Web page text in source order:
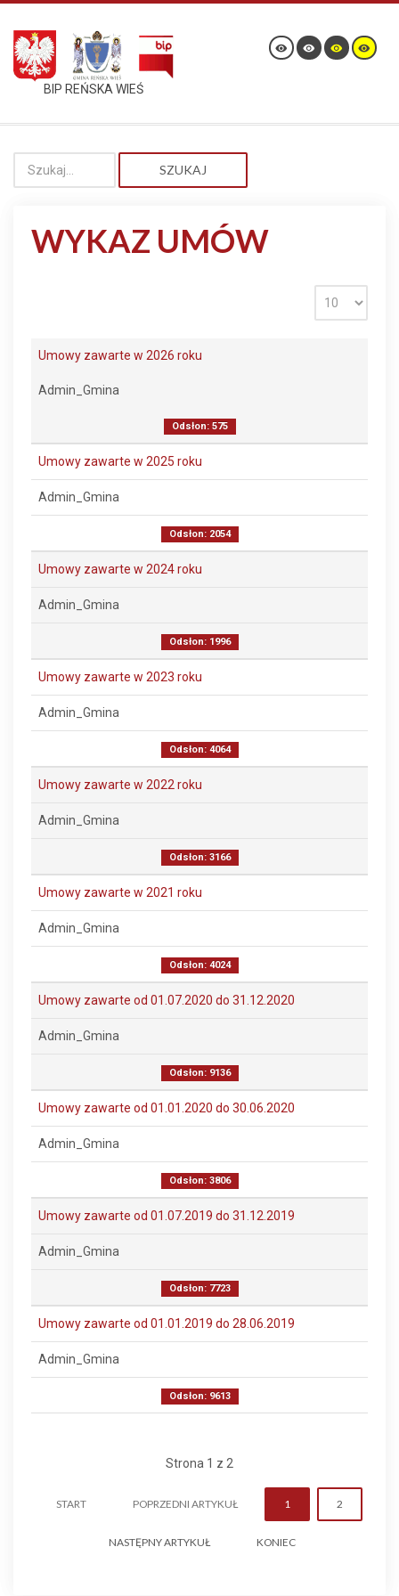
BIP REŃSKA WIEŚ
SZUKAJ
WYKAZ UMÓW
Umowy zawarte w 2026 roku
Admin_Gmina
Odsłon: 575
Umowy zawarte w 2025 roku
Admin_Gmina
Odsłon: 2054
Umowy zawarte w 2024 roku
Admin_Gmina
Odsłon: 1996
Umowy zawarte w 2023 roku
Admin_Gmina
Odsłon: 4064
Umowy zawarte w 2022 roku
Admin_Gmina
Odsłon: 3166
Umowy zawarte w 2021 roku
Admin_Gmina
Odsłon: 4024
Umowy zawarte od 01.07.2020 do 31.12.2020
Admin_Gmina
Odsłon: 9136
Umowy zawarte od 01.01.2020 do 30.06.2020
Admin_Gmina
Odsłon: 3806
Umowy zawarte od 01.07.2019 do 31.12.2019
Admin_Gmina
Odsłon: 7723
Umowy zawarte od 01.01.2019 do 28.06.2019
Admin_Gmina
Odsłon: 9613
Strona 1 z 2
START POPRZEDNI ARTYKUŁ 1 2
NASTĘPNY ARTYKUŁ KONIEC